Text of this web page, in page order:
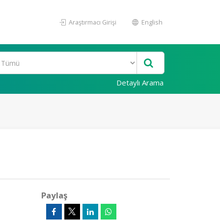
Araştırmacı Girişi English
Detaylı Arama
Paylaş